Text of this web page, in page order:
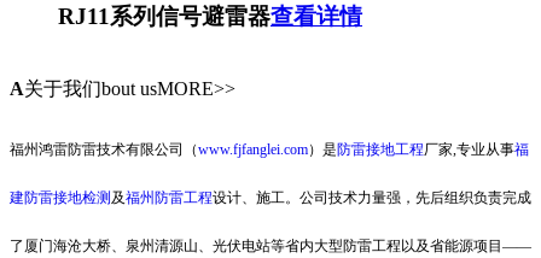
RJ11系列信号避雷器查看详情
A关于我们bout usMORE>>
福州鸿雷防雷技术有限公司（www.fjfanglei.com）是防雷接地工程厂家,专业从事福
建防雷接地检测及福州防雷工程设计、施工。公司技术力量强，先后组织负责完成
了厦门海沧大桥、泉州清源山、光伏电站等省内大型防雷工程以及省能源项目——